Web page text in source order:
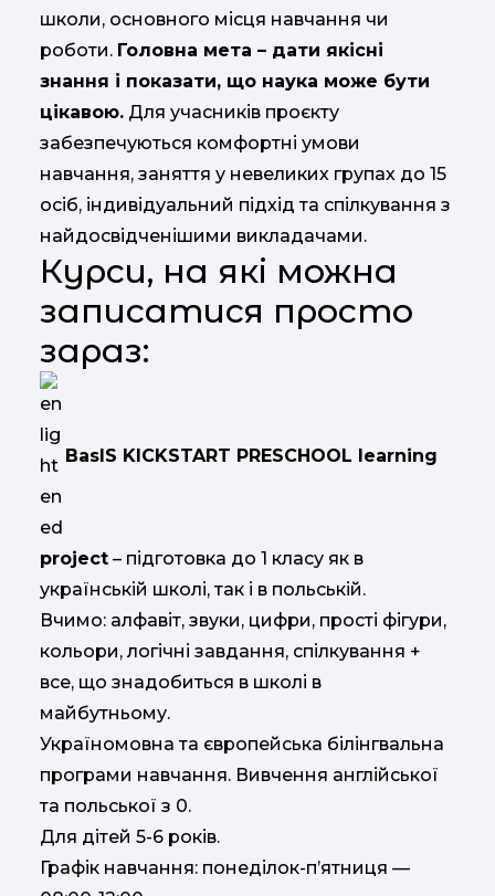
школи, основного місця навчання чи
роботи. Головна мета – дати якісні
знання і показати, що наука може бути
цікавою. Для учасників проєкту
забезпечуються комфортні умови
навчання, заняття у невеликих групах до 15
осіб, індивідуальний підхід та спілкування з
найдосвідченішими викладачами.
Курси, на які можна
записатися просто
зараз:
BasIS KICKSTART PRESCHOOL learning
project – підготовка до 1 класу як в
українській школі, так і в польській.
Вчимо: алфавіт, звуки, цифри, прості фігури,
кольори, логічні завдання, спілкування +
все, що знадобиться в школі в
майбутньому.
Україномовна та європейська білінгвальна
програми навчання. Вивчення англійської
та польської з 0.
Для дітей 5-6 років.
Графік навчання: понеділок-п’ятниця —